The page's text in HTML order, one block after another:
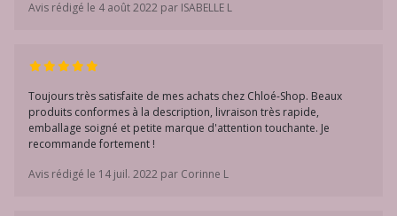
Avis rédigé le 4 août 2022 par ISABELLE L
Toujours très satisfaite de mes achats chez Chloé-Shop. Beaux
produits conformes à la description, livraison très rapide,
emballage soigné et petite marque d'attention touchante. Je
recommande fortement !
Avis rédigé le 14 juil. 2022 par Corinne L